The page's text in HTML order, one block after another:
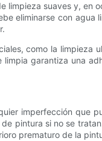
suaves y,
eliminarse con
como la
garantiza una
imperfección que
pintura si no se
prematuro de la